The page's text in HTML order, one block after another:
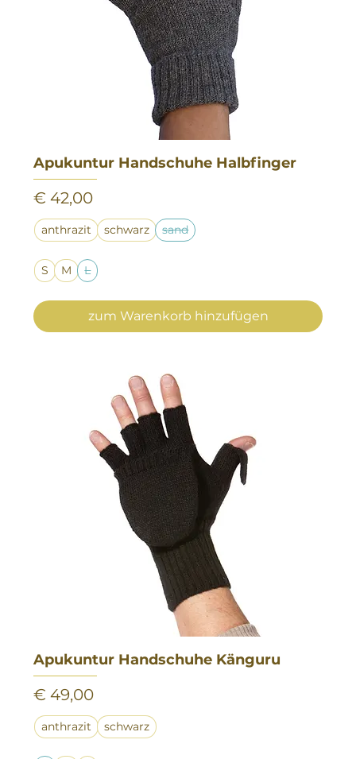
Apukuntur Handschuhe Halbfinger
Preis
€ 42,00
anthrazit schwarz sand
S M L
zum Warenkorb hinzufügen
Apukuntur Handschuhe Känguru
Preis
€ 49,00
anthrazit schwarz